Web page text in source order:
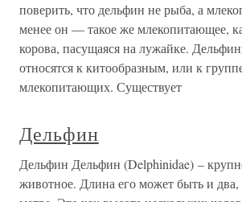
поверить, что дельфин не рыба, а
менее он — такое же млекопитающее,
корова, пасущаяся на лужайке.
относятся к китообразным, или к
млекопитающих. Существует
Дельфин
Дельфин Дельфин (Delphinidae) –
животное. Длина его может быть и